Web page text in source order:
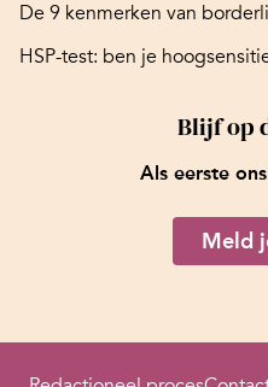
De 9 kenmerken van
HSP-test: ben je
Blijf op
Als eerste
Meld